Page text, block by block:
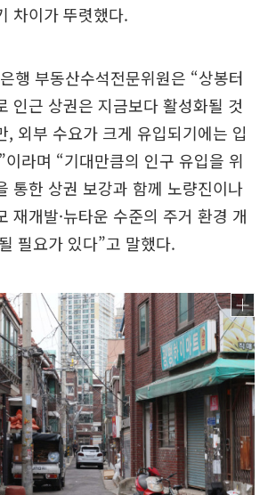
차이가 뚜렷했다.
행 부동산수석전문위원은 “상봉터
인근 상권은 지금보다 활성화될 것
, 외부 수요가 크게 유입되기에는 입
라며 “기대만큼의 인구 유입을 위
통한 상권 보강과 함께 노량진이나
재개발·뉴타운 수준의 주거 환경 개
필요가 있다”고 말했다.